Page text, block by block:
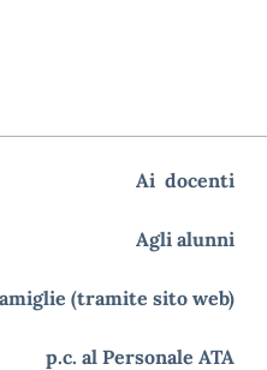
Ai docenti
Agli alunni
(tramite sito web)
ATA